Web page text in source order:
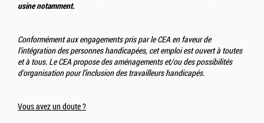
usine notamment.
Conformément aux engagements pris par le CEA en faveur de
l'intégration des personnes handicapées, cet emploi est ouvert à toutes
et à tous. Le CEA propose des aménagements et/ou des possibilités
d'organisation pour l’inclusion des travailleurs handicapés.
Vous avez un doute ?